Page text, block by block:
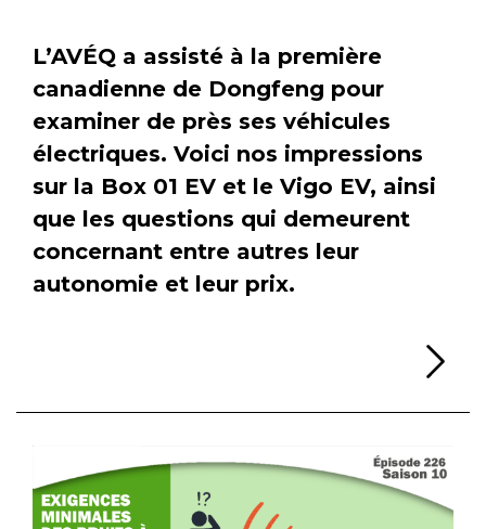
L’AVÉQ a assisté à la première
canadienne de Dongfeng pour
examiner de près ses véhicules
électriques. Voici nos impressions
sur la Box 01 EV et le Vigo EV, ainsi
que les questions qui demeurent
concernant entre autres leur
autonomie et leur prix.